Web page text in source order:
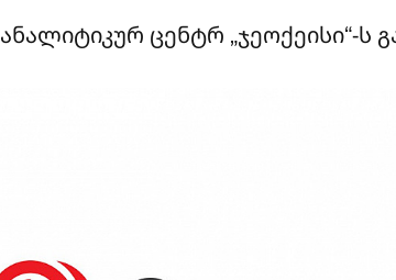
ანალიტიკურ ცენტრ „ჯეოქეისი“-ს